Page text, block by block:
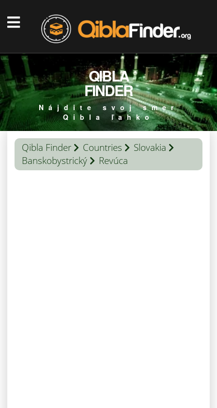
QIBLA
FINDER
Nájdite svoj smer
Qibla ľahko
Qibla Finder Countries
Slovakia
Banskobystrický
Revúca